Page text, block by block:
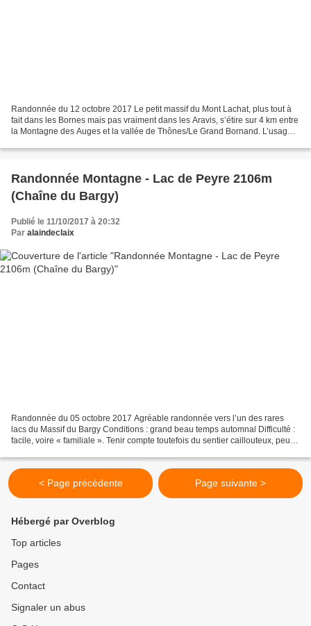
Randonnée du 12 octobre 2017 Le petit massif du Mont Lachat, plus tout à
fait dans les Bornes mais pas vraiment dans les Aravis, s’étire sur 4 km entre
la Montagne des Auges et la vallée de Thônes/Le Grand Bornand. L’usage
Randonnée Montagne - Lac de Peyre 2106m
(Chaîne du Bargy)
Publié le 11/10/2017 à 20:32
Par alaindeclaix
Randonnée du 05 octobre 2017 Agréable randonnée vers l’un des rares
lacs du Massif du Bargy Conditions : grand beau temps automnal Difficulté :
facile, voire « familiale ». Tenir compte toutefois du sentier caillouteux, peu
< Page précédente Page suivante >
Hébergé par Overblog
Top articles
Pages
Contact
Signaler un abus